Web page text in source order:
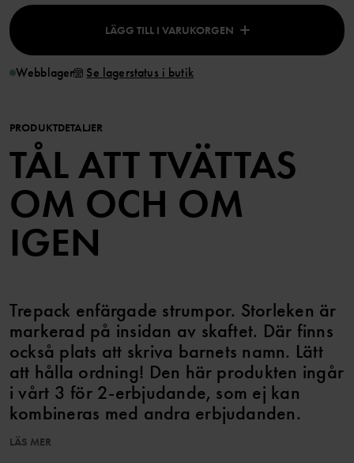
LÄGG TILL I VARUKORGEN
Webblager Se lagerstatus i butik
PRODUKTDETALJER
TÅL ATT TVÄTTAS
OM OCH OM
IGEN
Trepack enfärgade strumpor. Storleken är
markerad på insidan av skaftet. Där finns
också plats att skriva barnets namn. Lätt
att hålla ordning! Den här produkten ingår
i vårt 3 för 2-erbjudande, som ej kan
kombineras med andra erbjudanden.
Artikelnummer
LÄS MER